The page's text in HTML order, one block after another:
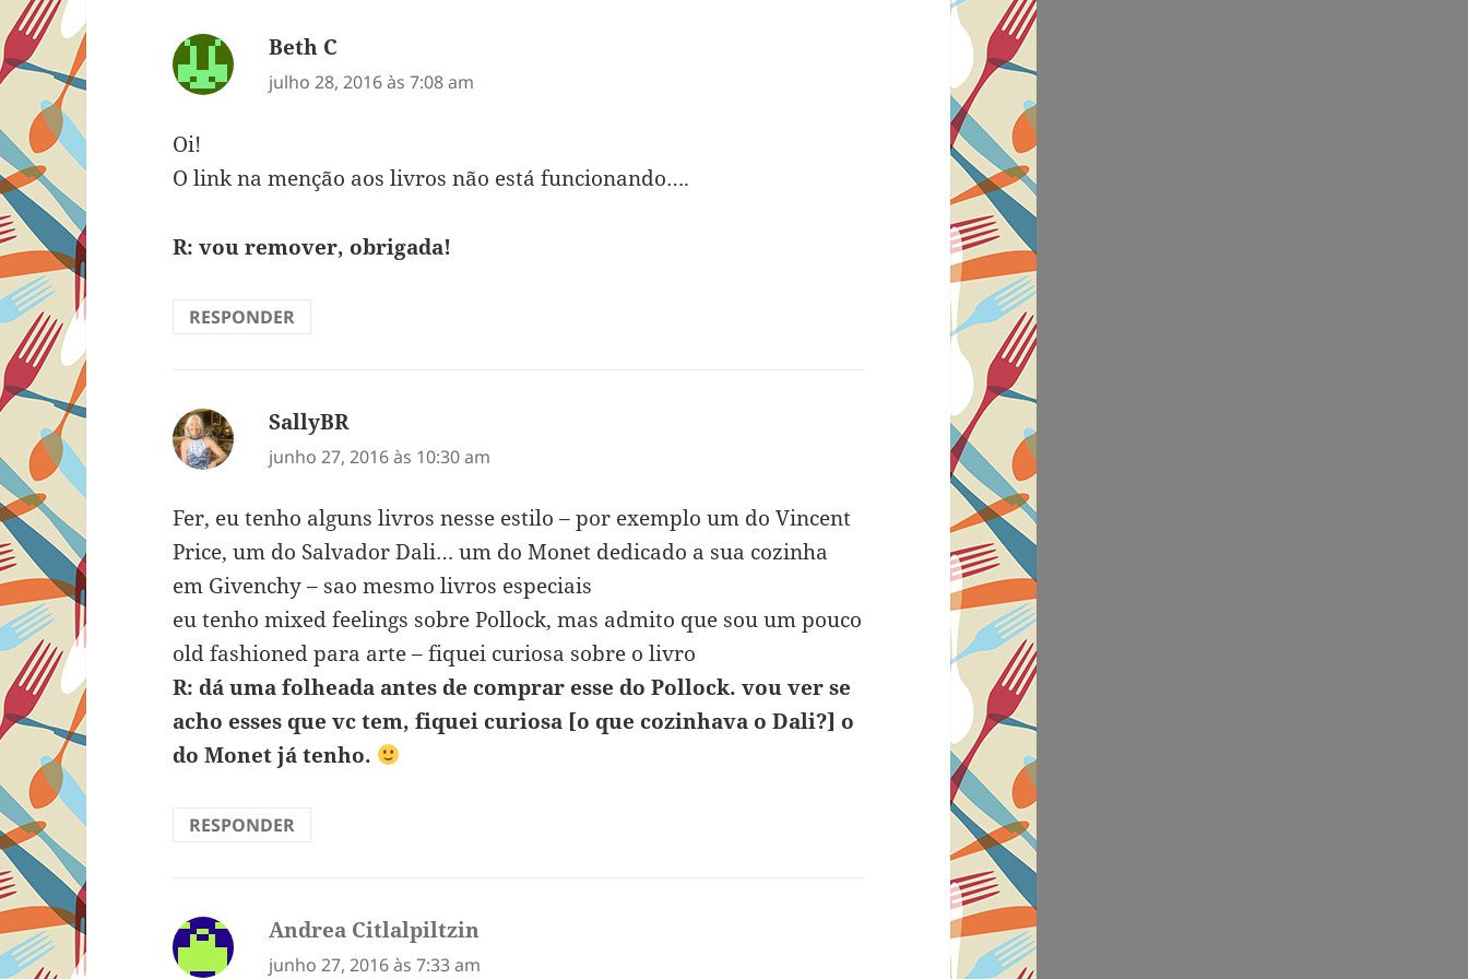
Beth C
julho 28, 2016 às 7:08 am
Oi!
O link na menção aos livros não está funcionando….
R: vou remover, obrigada!
RESPONDER
SallyBRdisse:
junho 27, 2016 às 10:30 am
Fer, eu tenho alguns livros nesse estilo – por exemplo um do Vincent
Price, um do Salvador Dali… um do Monet dedicado a sua cozinha
em Givenchy – sao mesmo livros especiais
eu tenho mixed feelings sobre Pollock, mas admito que sou um pouco
old fashioned para arte – fiquei curiosa sobre o livro
R: dá uma folheada antes de comprar esse do Pollock. vou ver se
acho esses que vc tem, fiquei curiosa [o que cozinhava o Dali?] o
do Monet já tenho.
RESPONDER
Andrea Citlalpiltzin
junho 27, 2016 às 7:33 am